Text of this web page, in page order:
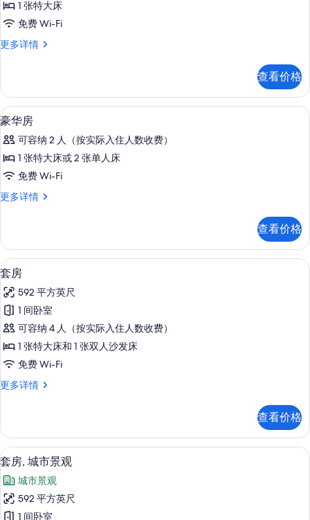
选
条
人
的
有
照
片
1 张特大床
免费 Wi-Fi
更多详情
单
多
信
息
查看价格
显
示
豪
华
的
有
照
片
高档床上用品、Select Comfort 床、
7
豪华房
可容纳 2 人（按实际入住人数收费）
1 张特大床或 2 张单人床
免费 Wi-Fi
更多详情
豪
多
信
息
查看价格
显
示
套
房
的
所
照
高档床上用品、Select Comfort 床、
13
套房
592 平方英尺
1 间卧室
可容纳 4 人（按实际入住人数收费）
1 张特大床和 1 张双人沙发床
免费 Wi-Fi
更多详情
套
信
息
查看价格
显
示
套
房,
高档床上用品、Select Comfort 床、
13
套房, 城市景观
城市景观
592 平方英尺
1 间卧室